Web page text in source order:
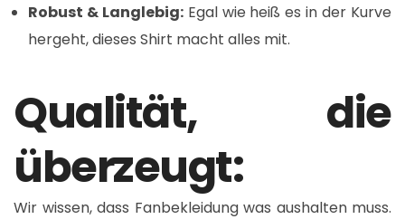
Robust & Langlebig: Egal wie heiß es in der Kurve
hergeht, dieses Shirt macht alles mit.
Qualität, die
überzeugt:
Wir wissen, dass Fanbekleidung was aushalten muss.